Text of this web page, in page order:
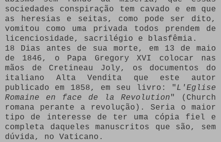
sociedades conspiração tem cavado e em que
as heresias e seitas, como pode ser dito,
vomitou como uma privada todos prendem de
licenciosidade, sacrilégio e blasfêmia.
18 Dias antes de sua morte, em 13 de maio
de 1846, o Papa Gregory XVI colocar nas
mãos de Cretineau Joly, os documentos do
italiano Alta Vendita que este autor
publicado em 1858, em seu livro: "L'Eglise
Romaine en face de la Revolution" (Church
romana perante a revolução).Seria o maior
tipo de interesse de ter uma cópia fiel e
completa daqueles manuscritos que são, sem
dúvida, no Vaticano.